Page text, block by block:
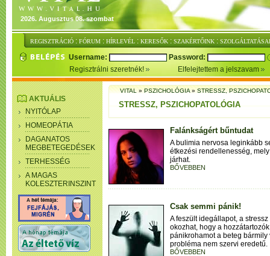
2026. Augusztus 08. szombat
REGISZTRÁCIÓ : FÓRUM : HÍRLEVÉL : KERESŐK : SZAKÉRTŐINK :
Username:
Password:
Regisztrálni szeretnék!
Elfelejtettem a jelszavam
AKTUÁLIS
NYITÓLAP
HOMEOPÁTIA
DAGANATOS
MEGBETEGEDÉSEK
TERHESSÉG
A MAGAS
KOLESZTERINSZINT
VITAL»PSZICHOLÓGIA»STRESSZ,
STRESSZ, PSZICHOPATOLÓGIA
Falánkságért bűntudat
A bulimia nervosa leginkább
étkezési rendellenesség,
járhat.
BŐVEBBEN
Csak semmi pánik!
A feszült idegállapot, a
okozhat, hogy a
pánikrohamot a beteg
probléma nem szervi eredetű.
BŐVEBBEN